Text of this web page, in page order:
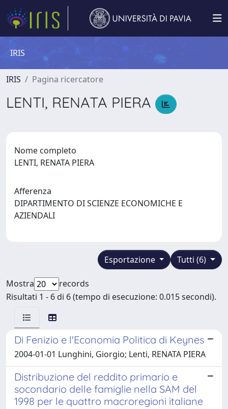
IRIS
IRIS Pagina ricercatore
LENTI, RENATA PIERA
Nome completo
LENTI, RENATA PIERA
Afferenza
DIPARTIMENTO DI SCIENZE ECONOMICHE E
AZIENDALI
Tutti (6)
Esportazione
Mostra
records
Risultati 1 - 6 di 6 (tempo di esecuzione: 0.015 secondi).
Di Fenizio e l'Economia Politica di Keynes
2004-01-01 Lunghini, Giorgio; Lenti, RENATA PIERA
Distribuzione del reddito primario e
socondario delle famiglie nella SAM del
1998 per le quattro macroregioni italiane